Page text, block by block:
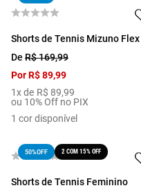
Shorts de Tennis Mizuno Flex
De R$169,99
PorR$89,99
1x de R$ 89,99
ou 10% Off no PIX
1 cor disponível
50%OFF 2 COM 15% OFF
Shorts de Tennis Feminino